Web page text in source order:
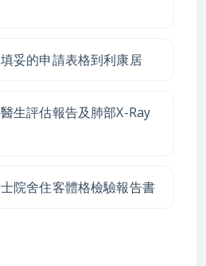
妥的申請表格到利康居
生評估報告及肺部X-Ray
院舍住客體格檢驗報告書